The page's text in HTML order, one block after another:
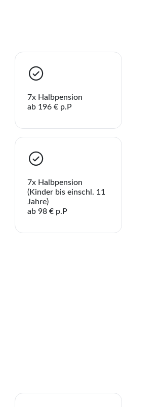
oder Hotels auf der Merkliste gespeichert
STUDIOS
Telegram
Link kopieren
7x Halbpension
ab 196 € p.P
7x Halbpension
(Kinder bis einschl. 11
Jahre)
ab 98 € p.P